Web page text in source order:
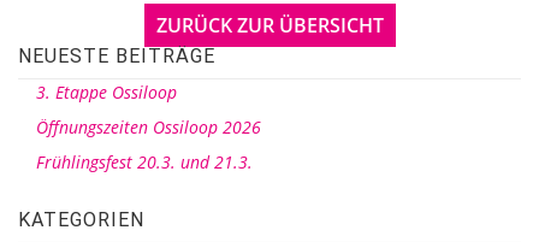
ZURÜCK ZUR ÜBERSICHT
NEUESTE BEITRÄGE
3. Etappe Ossiloop
Öffnungszeiten Ossiloop 2026
Frühlingsfest 20.3. und 21.3.
KATEGORIEN